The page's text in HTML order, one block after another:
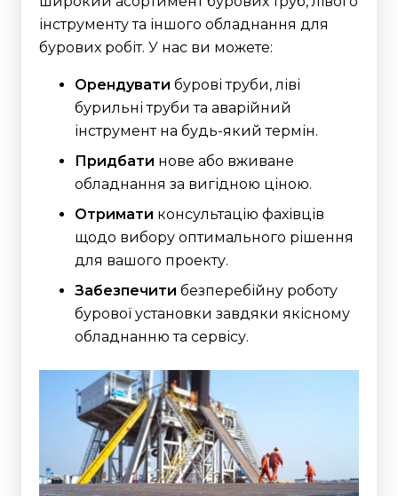
інструменту та іншого обладнання для
бурових робіт. У нас ви можете:
Орендувати бурові труби, ліві
бурильні труби та аварійний
інструмент на будь-який термін.
Придбати нове або вживане
обладнання за вигідною ціною.
Отримати консультацію фахівців
щодо вибору оптимального рішення
для вашого проекту.
Забезпечити безперебійну роботу
бурової установки завдяки якісному
обладнанню та сервісу.